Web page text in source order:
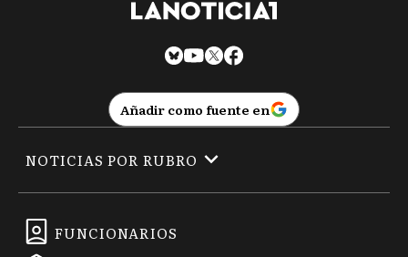
Añadir como fuente en
FUNCIONARIOS
NOTICIAS POR RUBRO